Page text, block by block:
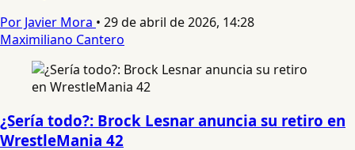
Por Javier Mora • 29 de abril de 2026, 14:28
Maximiliano Cantero
¿Sería todo?: Brock Lesnar anuncia su retiro en
WrestleMania 42